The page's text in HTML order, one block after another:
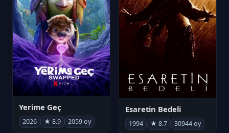
Yerime Geç
2026 ★ 8.9 2059 oy
Esaretin Bedeli
1994 ★ 8.7 30944 oy